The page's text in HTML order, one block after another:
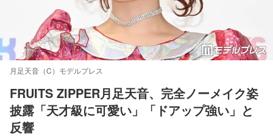
月足天音（C）モデルプレス
FRUITS ZIPPER月足天音、完全ノーメイク姿
披露「天才級に可愛い」「ドアップ強い」と
反響